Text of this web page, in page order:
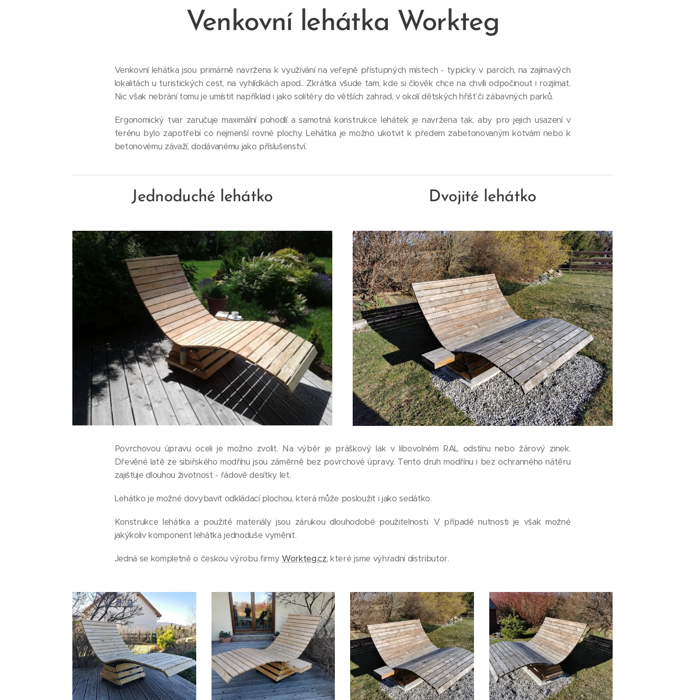
Venkovní lehátka Workteg
Venkovní lehátka jsou primárně navržena k využívání na veřejně přístupných místech - typicky v parcích, na zajímavých
lokalitách u turistických cest, na vyhlídkách apod.. Zkrátka všude tam, kde si člověk chce na chvíli odpočinout i rozjímat.
Nic však nebrání tomu je umístit například i jako solitéry do větších zahrad, v okolí dětských hřišť či zábavných parků.
Ergonomický tvar zaručuje maximální pohodlí a samotná konstrukce lehátek je navržena tak, aby pro jejich usazení v
terénu bylo zapotřebí co nejmenší rovné plochy. Lehátka je možno ukotvit k předem zabetonovaným kotvám nebo k
betonovému závaží, dodávanému jako příslušenství.
Jednoduché lehátko Dvojité lehátko
Povrchovou úpravu oceli je možno zvolit. Na výběr je práškový lak v libovolném RAL odstínu nebo žárový zinek.
Dřevěné latě ze sibiřského modřínu jsou záměrně bez povrchové úpravy. Tento druh modřínu i bez ochranného nátěru
zajišťuje dlouhou životnost - řádově desítky let.
Lehátko je možné dovybavit odkládací plochou, která může posloužit i jako sedátko.
Konstrukce lehátka a použité materiály jsou zárukou dlouhodobé použitelnosti. V případě nutnosti je však možné
jakýkoliv komponent lehátka jednoduše vyměnit.
Jedná se kompletně o českou výrobu firmyWorkteg.cz, které jsme výhradní distributor.